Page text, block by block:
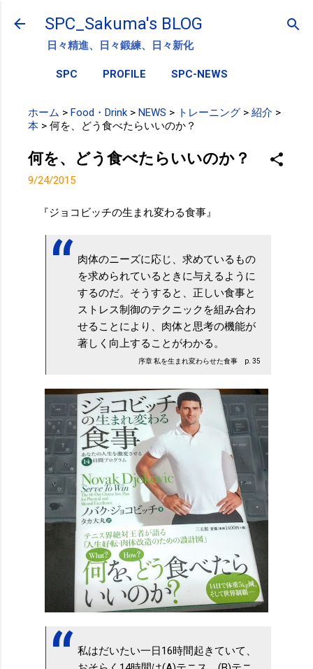
スキップしてメイン コンテンツに移動
SPC_Sakuma's BLOG
日々精進、日々鍛練、日々新化
SPC PROFILE SPC-NEWS
ホーム > Food・Drink > NEWS > トレーニング > 紹介 >
本 > 何を、どう食べたらいいのか？
何を、どう食べたらいいのか？
9/24/2015
『ジョコビッチの生まれ変わる食事』
肉体のニーズに応じ、求めているもの
を求められているときに与えるように
するのだ。そうすると、正しい食事と
ストレス制御のテクニックを組み合わ
せることにより、肉体と思考の機能が
著しく向上することがわかる。
序章 私を生まれ変わらせた食事 p. 35
私はだいたい一日16時間起きていて、